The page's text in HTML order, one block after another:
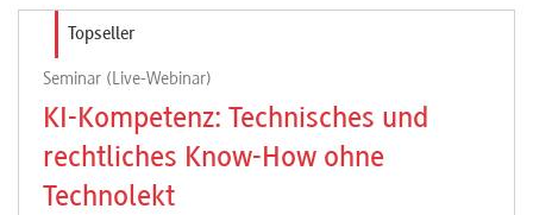
Topseller
Seminar (Live-Webinar)
KI-Kompetenz: Technisches und
rechtliches Know-How ohne
Technolekt